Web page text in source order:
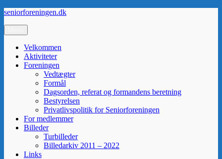
Videre
seniorforeningen.dk
Velkommen
Aktiviteter
Foreningen
Vedtægter
Formål
Dagsorden, referat og formandens beretning
Bestyrelsen
Privatlivspolitik for Seniorforeningen
For medlemmer
Billeder
Turbilleder
Billedarkiv 2011 – 2022
Links